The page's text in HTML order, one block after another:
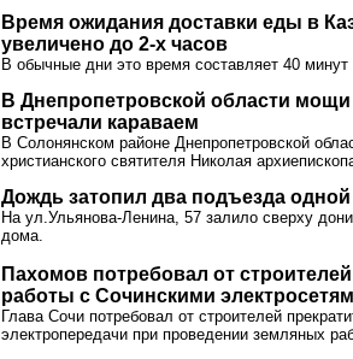
Время ожидания доставки еды в
увеличено до 2-х часов
В обычные дни это время составляет 40 минут
В Днепропетровской области
встречали караваем
В Солонянском районе Днепропетровской
христианского святителя Николая
Дождь затопил два подъезда одной
На ул.Ульянова-Ленина, 57 залило сверху
дома.
Пахомов потребовал от
работы с Сочинскими
Глава Сочи потребовал от строителей
электропередачи при проведении земляных